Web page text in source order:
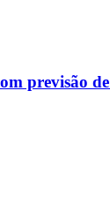
previsão